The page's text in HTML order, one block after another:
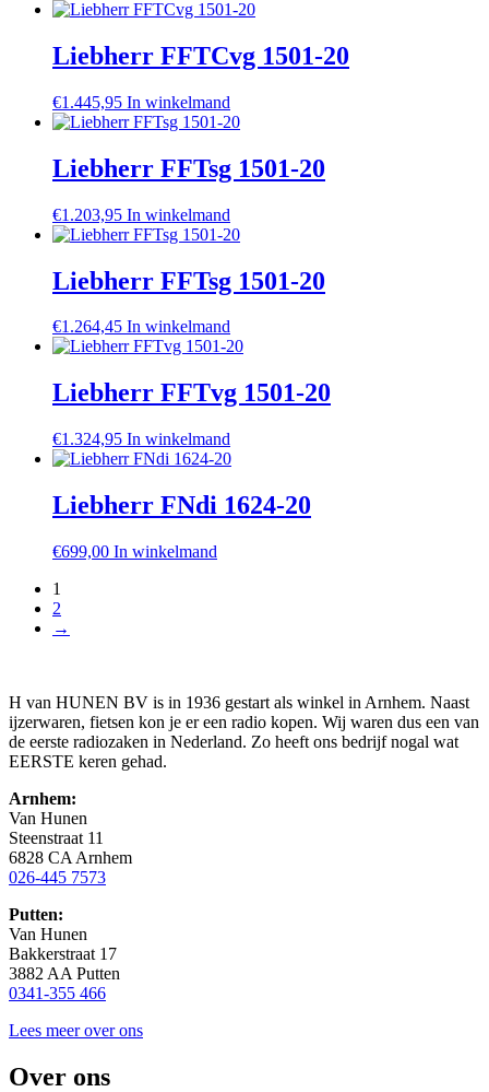
Liebherr FFTCvg 1501-20
€1.445,95 In winkelmand
Liebherr FFTsg 1501-20
€1.203,95 In winkelmand
Liebherr FFTsg 1501-20
€1.264,45 In winkelmand
Liebherr FFTvg 1501-20
€1.324,95 In winkelmand
Liebherr FNdi 1624-20
€699,00 In winkelmand
1
2
→
H van HUNEN BV is in 1936 gestart als winkel in Arnhem. Naast
ijzerwaren, fietsen kon je er een radio kopen. Wij waren dus een van
de eerste radiozaken in Nederland. Zo heeft ons bedrijf nogal wat
EERSTE keren gehad.
Arnhem:
Van Hunen
Steenstraat 11
6828 CA Arnhem
026-445 7573
Putten:
Van Hunen
Bakkerstraat 17
3882 AA Putten
0341-355 466
Lees meer over ons
Over ons